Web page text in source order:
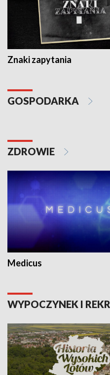
Znaki zapytania
GOSPODARKA
ZDROWIE
Medicus
WYPOCZYNEK I